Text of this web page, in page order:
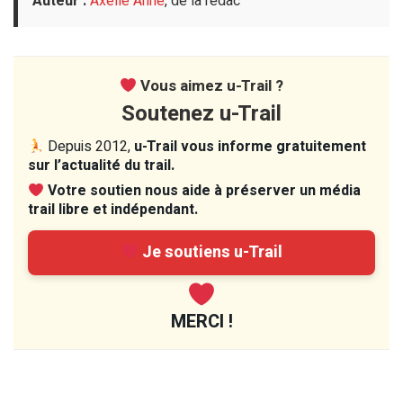
Vous aimez u-Trail ?
Soutenez u-Trail
Depuis 2012, u-Trail vous informe gratuitement
sur l’actualité du trail.
Votre soutien nous aide à préserver un média
trail libre et indépendant.
Je soutiens u-Trail
MERCI !